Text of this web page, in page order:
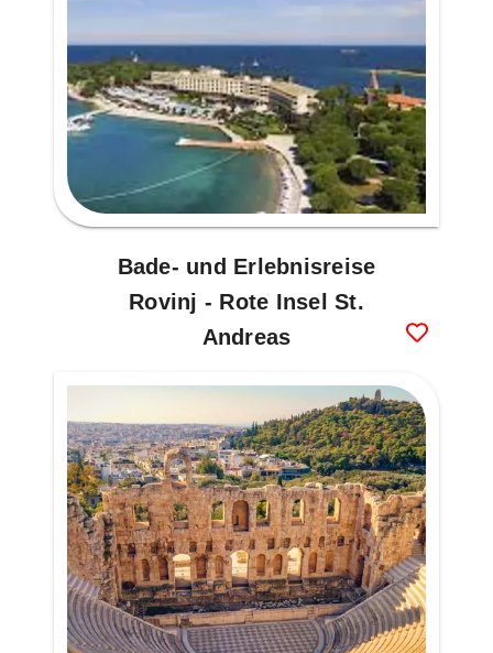
Bade- und Erlebnisreise
Rovinj - Rote Insel St.
Andreas